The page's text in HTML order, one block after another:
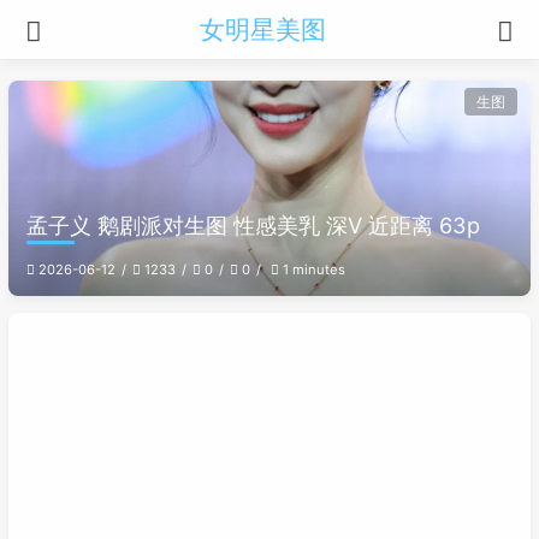
女明星美图
生图
孟子义 鹅剧派对生图 性感美乳 深V 近距离 63p
2026-06-12 1233 0 0 1 minutes